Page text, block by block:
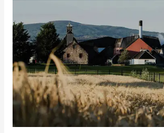
UN
CASTILLO
CONVERTIDO
EN
DESTILERÍA